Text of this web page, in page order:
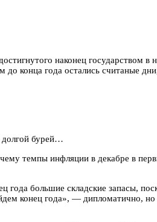
наконец государством в
до конца года остались считаные
бурей…
темпы инфляции в декабре в
большие складские запасы,
конец года», — дипломатично, но